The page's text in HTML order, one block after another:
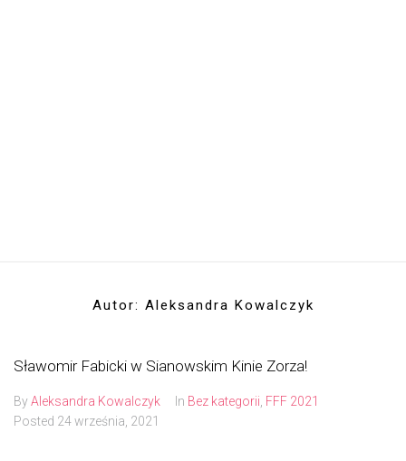
Autor: Aleksandra Kowalczyk
Sławomir Fabicki w Sianowskim Kinie Zorza!
ByAleksandra Kowalczyk In Bez kategorii FFF 2021
Posted 24 września, 2021